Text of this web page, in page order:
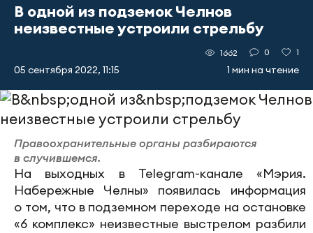
В одной из подземок Челнов
неизвестные устроили стрельбу
05 сентября 2022, 11:15
1662 0 1
1 мин на чтение
Правоохранительные органы разбираются
в случившемся.
На выходных в Telegram-канале «Мэрия.
Набережные Челны» появилась информация
о том, что в подземном переходе на остановке
«6 комплекс» неизвестные выстрелом разбили